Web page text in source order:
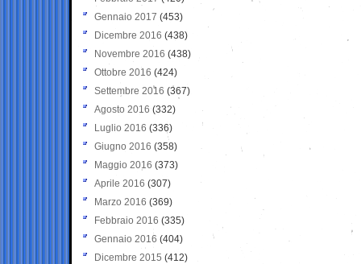
Gennaio 2017 (453)
Dicembre 2016 (438)
Novembre 2016 (438)
Ottobre 2016 (424)
Settembre 2016 (367)
Agosto 2016 (332)
Luglio 2016 (336)
Giugno 2016 (358)
Maggio 2016 (373)
Aprile 2016 (307)
Marzo 2016 (369)
Febbraio 2016 (335)
Gennaio 2016 (404)
Dicembre 2015 (412)